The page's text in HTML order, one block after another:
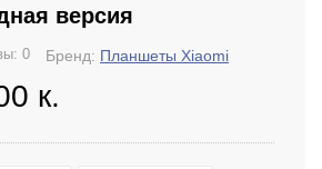
версия
0 Бренд: Планшеты Xiaomi
к.